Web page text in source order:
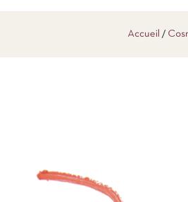
Accueil